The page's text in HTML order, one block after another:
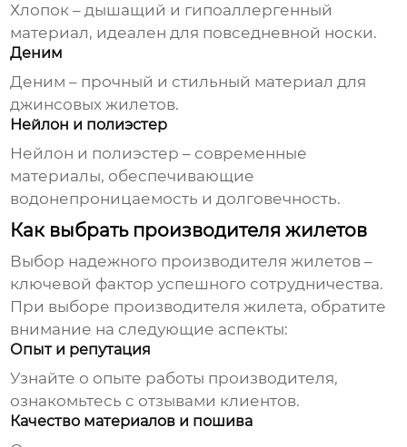
Хлопок – дышащий и гипоаллергенный
материал, идеален для повседневной носки.
Деним
Деним – прочный и стильный материал для
джинсовых жилетов.
Нейлон и полиэстер
Нейлон и полиэстер – современные
материалы, обеспечивающие
водонепроницаемость и долговечность.
Как выбрать производителя жилетов
Выбор надежного производителя жилетов –
ключевой фактор успешного сотрудничества.
При выборе производителя жилета, обратите
внимание на следующие аспекты:
Опыт и репутация
Узнайте о опыте работы производителя,
ознакомьтесь с отзывами клиентов.
Качество материалов и пошива